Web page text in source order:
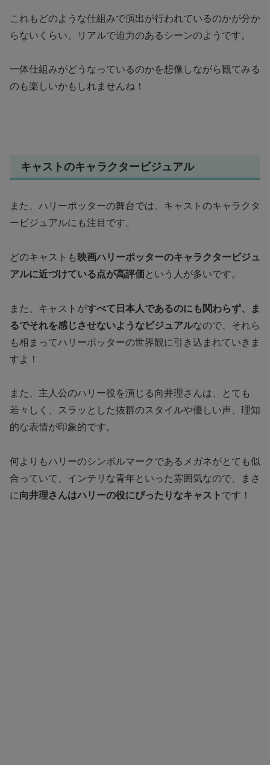
これもどのような仕組みで演出が行われているのかが分か
らないくらい、リアルで迫力のあるシーンのようです。
一体仕組みがどうなっているのかを想像しながら観てみる
のも楽しいかもしれませんね！
キャストのキャラクタービジュアル
また、ハリーポッターの舞台では、キャストのキャラクタ
ービジュアルにも注目です。
どのキャストも 映画ハリーポッターのキャラクタービジュ
アルに近づけている点が高評価という人が多いです。
また、キャストがすべて日本人であるのにも関わらず、ま
るでそれを感じさせないようなビジュアルなので、それら
も相まってハリーポッターの世界観に引き込まれていきま
すよ！
また、主人公のハリー役を演じる向井理さんは、とても
若々しく、スラッとした抜群のスタイルや優しい声、理知
的な表情が印象的です。
何よりもハリーのシンボルマークであるメガネがとても似
合っていて、インテリな青年といった雰囲気なので、まさ
に向井理さんはハリーの役にぴったりなキャスト です！